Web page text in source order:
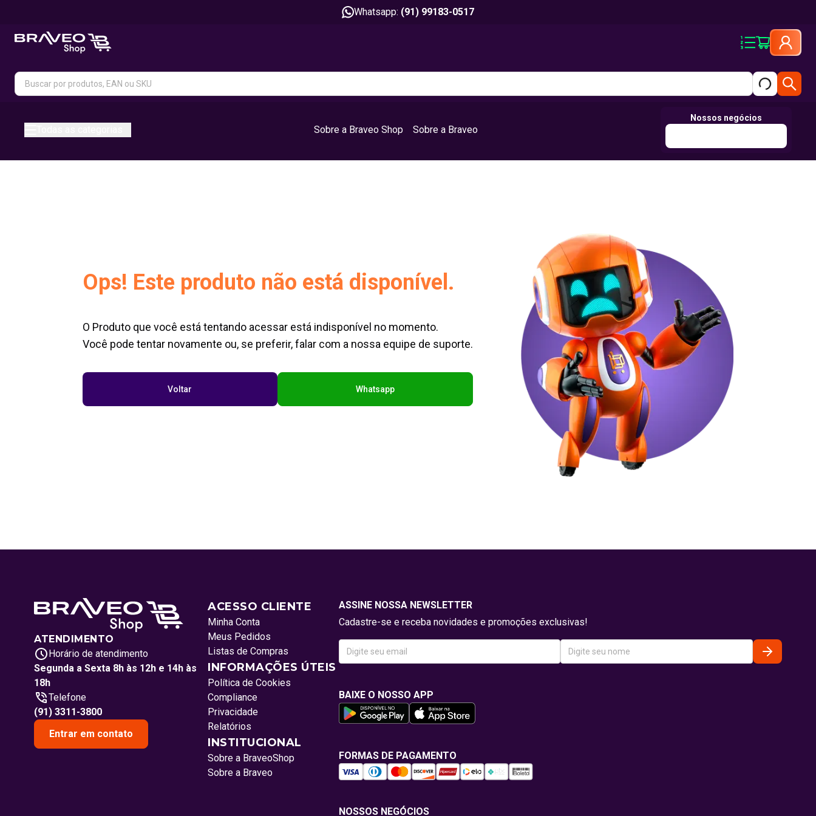
Whatsapp: (91) 99183-0517
Sobre a Braveo Shop Sobre a Braveo
Nossos negócios
Ops! Este produto não está disponível.
O Produto que você está tentando acessar está indisponível no momento.
Você pode tentar novamente ou, se preferir, falar com a nossa equipe de suporte.
Voltar Whatsapp
ATENDIMENTO
Horário de atendimento
Segunda a Sexta 8h às 12h e 14h às
18h
Telefone
(91) 3311-3800
Entrar em contato
ACESSO CLIENTE
Minha Conta
Meus Pedidos
Listas de Compras
INFORMAÇÕES ÚTEIS
Política de Cookies
Compliance
Privacidade
Relatórios
INSTITUCIONAL
Sobre a BraveoShop
Sobre a Braveo
ASSINE NOSSA NEWSLETTER
Cadastre-se e receba novidades e promoções exclusivas!
BAIXE O NOSSO APP
FORMAS DE PAGAMENTO
NOSSOS NEGÓCIOS